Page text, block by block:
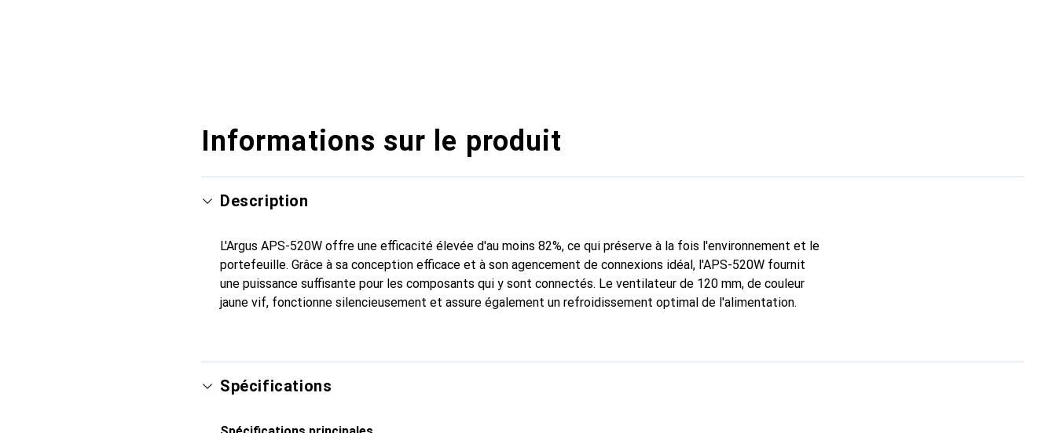
Informations sur le produit
Description
L'Argus APS-520W offre une efficacité élevée d'au moins 82%, ce qui préserve à la fois l'environnement et le
portefeuille. Grâce à sa conception efficace et à son agencement de connexions idéal, l'APS-520W fournit
une puissance suffisante pour les composants qui y sont connectés. Le ventilateur de 120 mm, de couleur
jaune vif, fonctionne silencieusement et assure également un refroidissement optimal de l'alimentation.
Spécifications